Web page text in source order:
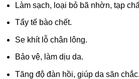
Làm sạch, loại bỏ bã nhờn, tạp
Tẩy tế bào chết.
Se khít lỗ chân lông.
Bảo vệ, làm dịu da.
Tăng độ đàn hồi, giúp da săn chắc.